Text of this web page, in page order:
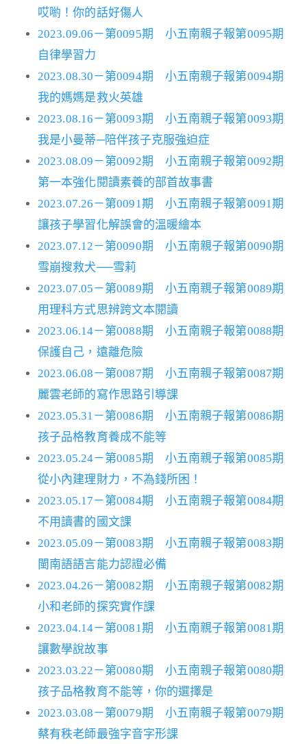
哎喲！你的話好傷人
2023.09.06－第0095期 小五南親子報第0095期
自律學習力
2023.08.30－第0094期 小五南親子報第0094期
我的媽媽是救火英雄
2023.08.16－第0093期 小五南親子報第0093期
我是小曼蒂─陪伴孩子克服強迫症
2023.08.09－第0092期 小五南親子報第0092期
第一本強化閱讀素養的部首故事書
2023.07.26－第0091期 小五南親子報第0091期
讓孩子學習化解誤會的溫暖繪本
2023.07.12－第0090期 小五南親子報第0090期
雪崩搜救犬──雪莉
2023.07.05－第0089期 小五南親子報第0089期
用理科方式思辨跨文本閱讀
2023.06.14－第0088期 小五南親子報第0088期
保護自己，遠離危險
2023.06.08－第0087期 小五南親子報第0087期
麗雲老師的寫作思路引導課
2023.05.31－第0086期 小五南親子報第0086期
孩子品格教育養成不能等
2023.05.24－第0085期 小五南親子報第0085期
從小內建理財力，不為錢所困！
2023.05.17－第0084期 小五南親子報第0084期
不用讀書的國文課
2023.05.09－第0083期 小五南親子報第0083期
閩南語語言能力認證必備
2023.04.26－第0082期 小五南親子報第0082期
小和老師的探究實作課
2023.04.14－第0081期 小五南親子報第0081期
讓數學說故事
2023.03.22－第0080期 小五南親子報第0080期
孩子品格教育不能等，你的選擇是
2023.03.08－第0079期 小五南親子報第0079期
蔡有秩老師最強字音字形課